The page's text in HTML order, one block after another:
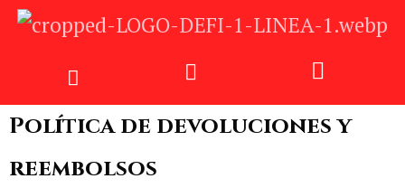
Política de devoluciones y
reembolsos